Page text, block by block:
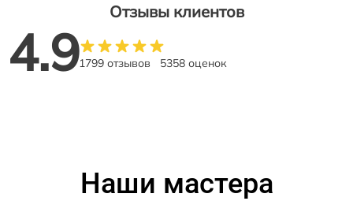
Отзывы клиентов
4.91799 отзывов 5358 оценок
Наши мастера